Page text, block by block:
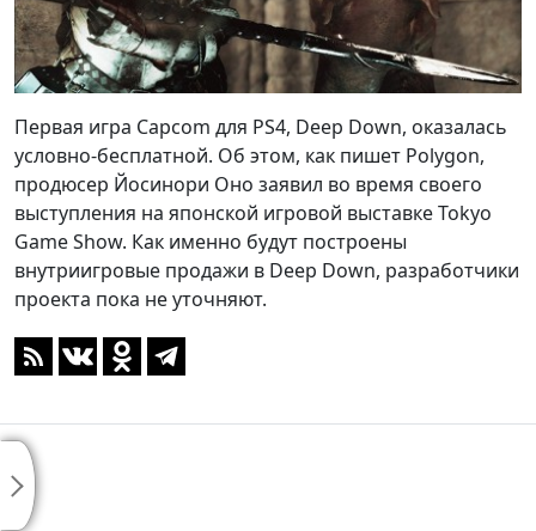
Первая игра Capcom для PS4, Deep Down, оказалась
условно-бесплатной. Об этом, как пишет Polygon,
продюсер Йосинори Оно заявил во время своего
выступления на японской игровой выставке Tokyo
Game Show. Как именно будут построены
внутриигровые продажи в Deep Down, разработчики
проекта пока не уточняют.